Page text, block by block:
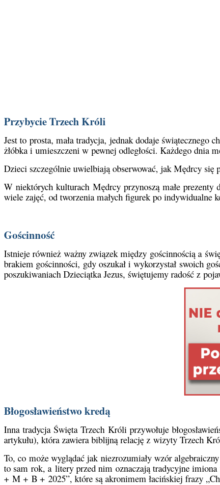
Przybycie Trzech Króli
Jest to prosta, mała tradycja, jednak dodaje
żłóbka i umieszczeni w pewnej odległości. Każdego dnia
Dzieci szczególnie uwielbiają obserwować, jak Mędrcy się
W niektórych kulturach Mędrcy przynoszą małe
wiele zajęć, od tworzenia małych figurek po indywidualne
Gościnność
Istnieje również ważny związek między gościnnością a
brakiem gościnności, gdy oszukał i wykorzystał swoich
poszukiwaniach Dzieciątka Jezus, świętujemy radość z
Błogosławieństwo kredą
Inna tradycja Święta Trzech Króli przywołuje
artykułu), która zawiera biblijną relację z wizyty Trzech
To, co może wyglądać jak niezrozumiały wzór
to sam rok, a litery przed nim oznaczają tradycyjne
+ M + B + 2025”, które są akronimem łacińskiej frazy